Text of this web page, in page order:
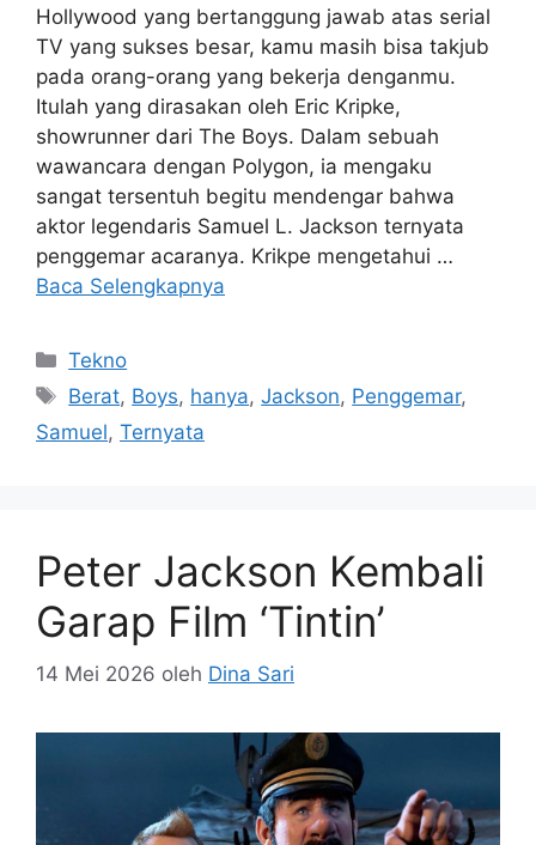
Hollywood yang bertanggung jawab atas serial
TV yang sukses besar, kamu masih bisa takjub
pada orang-orang yang bekerja denganmu.
Itulah yang dirasakan oleh Eric Kripke,
showrunner dari The Boys. Dalam sebuah
wawancara dengan Polygon, ia mengaku
sangat tersentuh begitu mendengar bahwa
aktor legendaris Samuel L. Jackson ternyata
penggemar acaranya. Krikpe mengetahui …
Baca Selengkapnya
Kategori
Tekno
Tag
Berat, Boys, hanya,Jackson, Penggemar,
Samuel, Ternyata
Peter Jackson Kembali
Garap Film ‘Tintin’
14 Mei 2026 oleh Dina Sari